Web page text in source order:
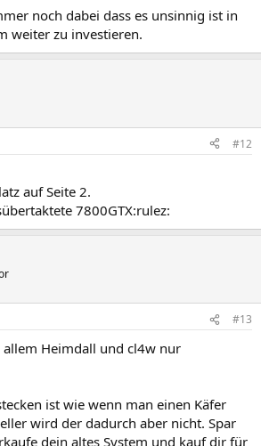
den Link zu sehen, bitte
den Link zu sehen, bitte
am Mainboard. Der ist auch
da um einiges besser. Aber dafür bräuchtest
noch dabei dass es unsinnig ist in
weiter zu investieren.
#12
auf Seite 2.
7800GTX:rulez:
#13
Heimdall und cl4w nur
ist wie wenn man einen Käfer
wird der dadurch aber nicht. Spar
dein altes System und kauf dir für